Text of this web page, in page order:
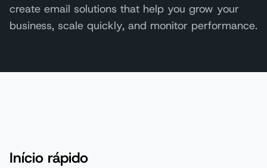
create email solutions that help you grow your
business, scale quickly, and monitor performance.
Início rápido